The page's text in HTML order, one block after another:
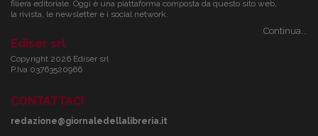
filiera editoriale. Oggi è una piattaforma composta da questo sito web,
la rivista, le newsletter e i social network.
Continua...
Ediser srl
Copyright 2026 Ediser srl
P.Iva 03763520966
CONTATTACI
redazione@giornaledellalibreria.it